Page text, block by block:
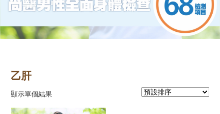
乙肝
顯示單個結果